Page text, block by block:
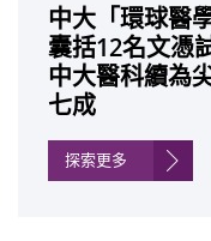
中大「環球醫
囊括12名文憑
中大醫科續為
七成
探索更多
中大研發「AI-
腫 假陽性轉介
候診症時間
中大黃秀娟教
「光華工程科
域唯一香港學
中大新設「香
許公開試狀元
世界 裝備21世
中大全新一站
傳統檢測中複
工受孕流產及
中大發現青光
可恢復七成視
法
中大成功拆解
一種免疫細胞
細胞耐藥性
中大與多名全
究 逾半晚期
因特定基因異
「慢性病」 患
探索更多
中大教授陳重
獎」 成為本港
研最高榮譽
中大匯聚逾
保險如何推動
探索更多
中大張源津醫
際泌尿科權威
獎
中大取得「從
破 初步證實
復情況